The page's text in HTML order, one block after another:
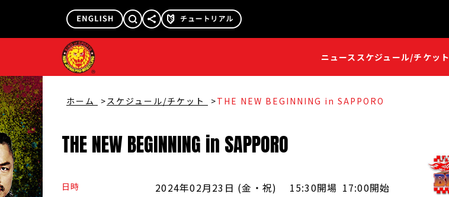
ニュース スケジュール/チケット
ホーム スケジュール/チケット THE NEW BEGINNING in SAPPORO
THENEWBEGINNING in SAPPORO
日時 2024年02月23日 (金 ・祝) 15:30開場 17:00開始